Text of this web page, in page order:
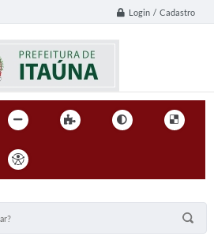
Login / Cadastro